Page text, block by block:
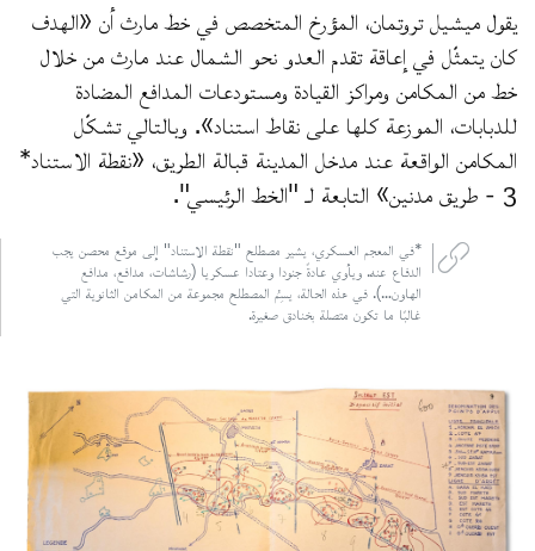
يقول ميشيل تروتمان، المؤرخ المتخصص في خط مارث أن «الهدف
كان يتمثّل في إعاقة تقدم العدو نحو الشمال عند مارث من خلال
خط من المكامن ومراكز القيادة ومستودعات المدافع المضادة
للدبابات، الموزعة كلها على نقاط استناد». وبالتالي تشكّل
المكامن الواقعة عند مدخل المدينة قبالة الطريق، «نقطة الاستناد*
3 - طريق مدنين» التابعة لـ "الخط الرئيسي".
*في المعجم العسكري، يشير مصطلح "نقطة الاستناد" إلى موقع محصن يجب
الدفاع عنه. ويأوي عادةً جنودا وعتادا عسكريا (رشاشات، مدافع، مدافع
الهاون…). في هذه الحالة، يسِمُ المصطلح مجموعة من المكامن الثانوية التي
غالبًا ما تكون متصلة بخنادق صغيرة.